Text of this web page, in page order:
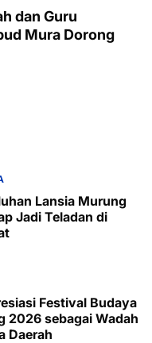
dan Guru
Mura Dorong
Lansia Murung
Jadi Teladan di
Festival Budaya
2026 sebagai Wadah
Daerah